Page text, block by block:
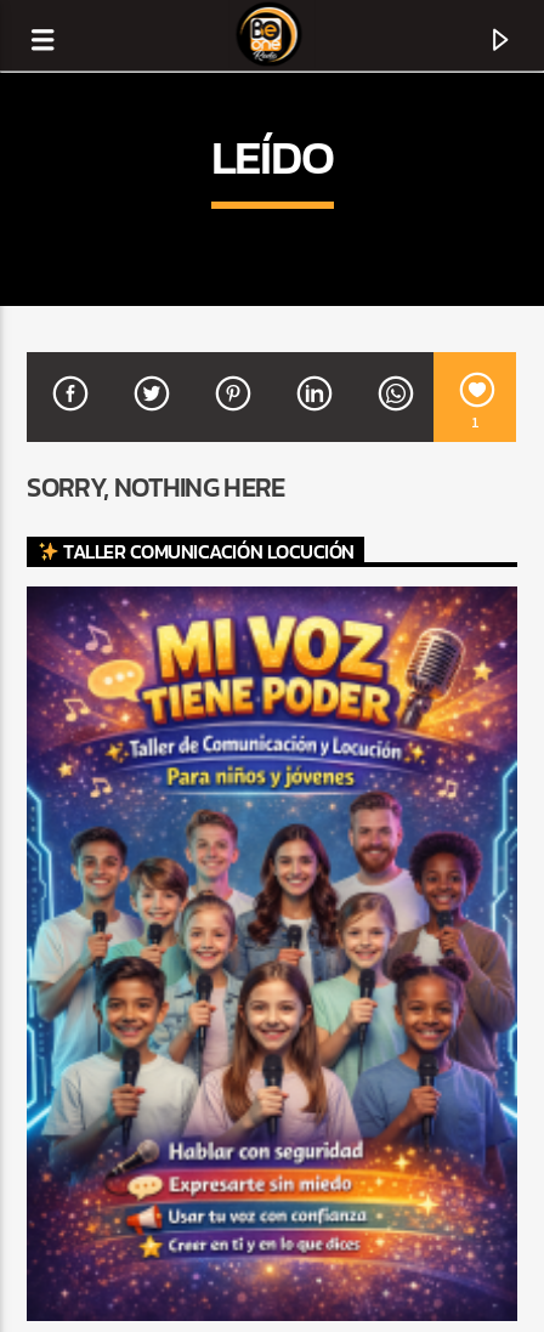
TITLE
CURRENT SHOW
TROPICAL RELAJADO
3:00 AM 6:00 AM
Beone Radio
LEÍDO
1
SORRY, NOTHING HERE
TALLER COMUNICACIÓN LOCUCIÓN